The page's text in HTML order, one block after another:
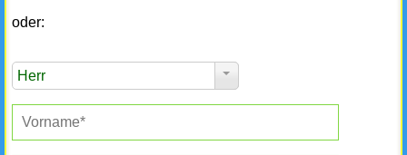
oder:
Herr